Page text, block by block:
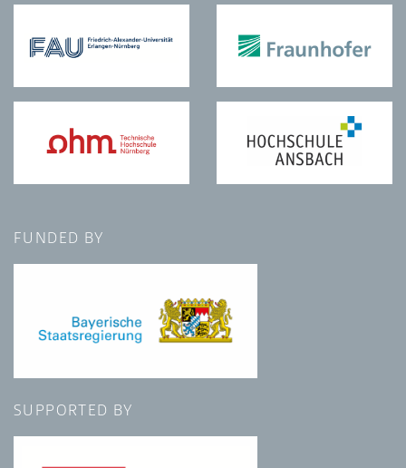
FUNDED BY
SUPPORTED BY